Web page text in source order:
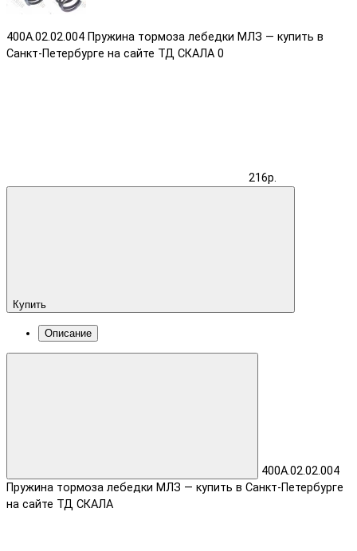
400А.02.02.004 Пружина тормоза лебедки МЛЗ — купить в
Санкт-Петербурге на сайте ТД СКАЛА 0
216р.
Купить
Описание
400А.02.02.004
Пружина тормоза лебедки МЛЗ — купить в Санкт-Петербурге
на сайте ТД СКАЛА